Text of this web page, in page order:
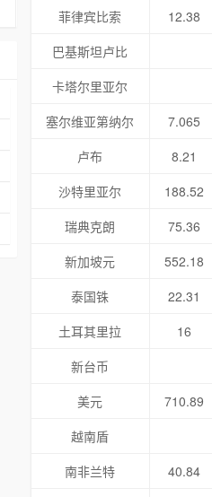
菲律宾比索
12.38
巴基斯坦卢比
卡塔尔里亚尔
塞尔维亚第纳尔
7.065
卢布
8.21
沙特里亚尔
188.52
瑞典克朗
75.36
新加坡元
552.18
泰国铢
22.31
土耳其里拉
16
新台币
美元
710.89
越南盾
南非兰特
40.84